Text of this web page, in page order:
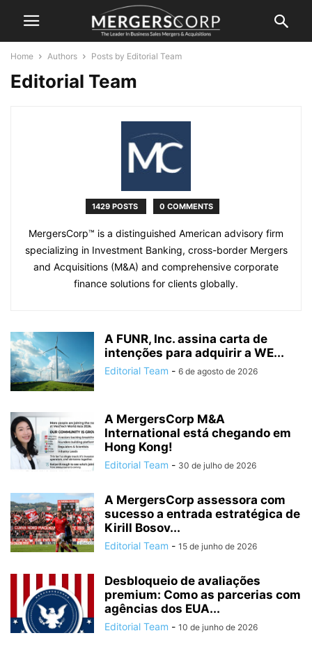
Home Authors Posts by Editorial Team
Editorial Team
1429 POSTS 0 COMMENTS
MergersCorp™ is a distinguished American advisory firm
specializing in Investment Banking, cross-border Mergers
and Acquisitions (M&A) and comprehensive corporate
finance solutions for clients globally.
A FUNR, Inc. assina carta de
intenções para adquirir a WE...
Editorial Team - 6 de agosto de 2026
A MergersCorp M&A
International está chegando em
Hong Kong!
Editorial Team - 30 de julho de 2026
A MergersCorp assessora com
sucesso a entrada estratégica de
Kirill Bosov...
Editorial Team - 15 de junho de 2026
Desbloqueio de avaliações
premium: Como as parcerias com
agências dos EUA...
Editorial Team - 10 de junho de 2026